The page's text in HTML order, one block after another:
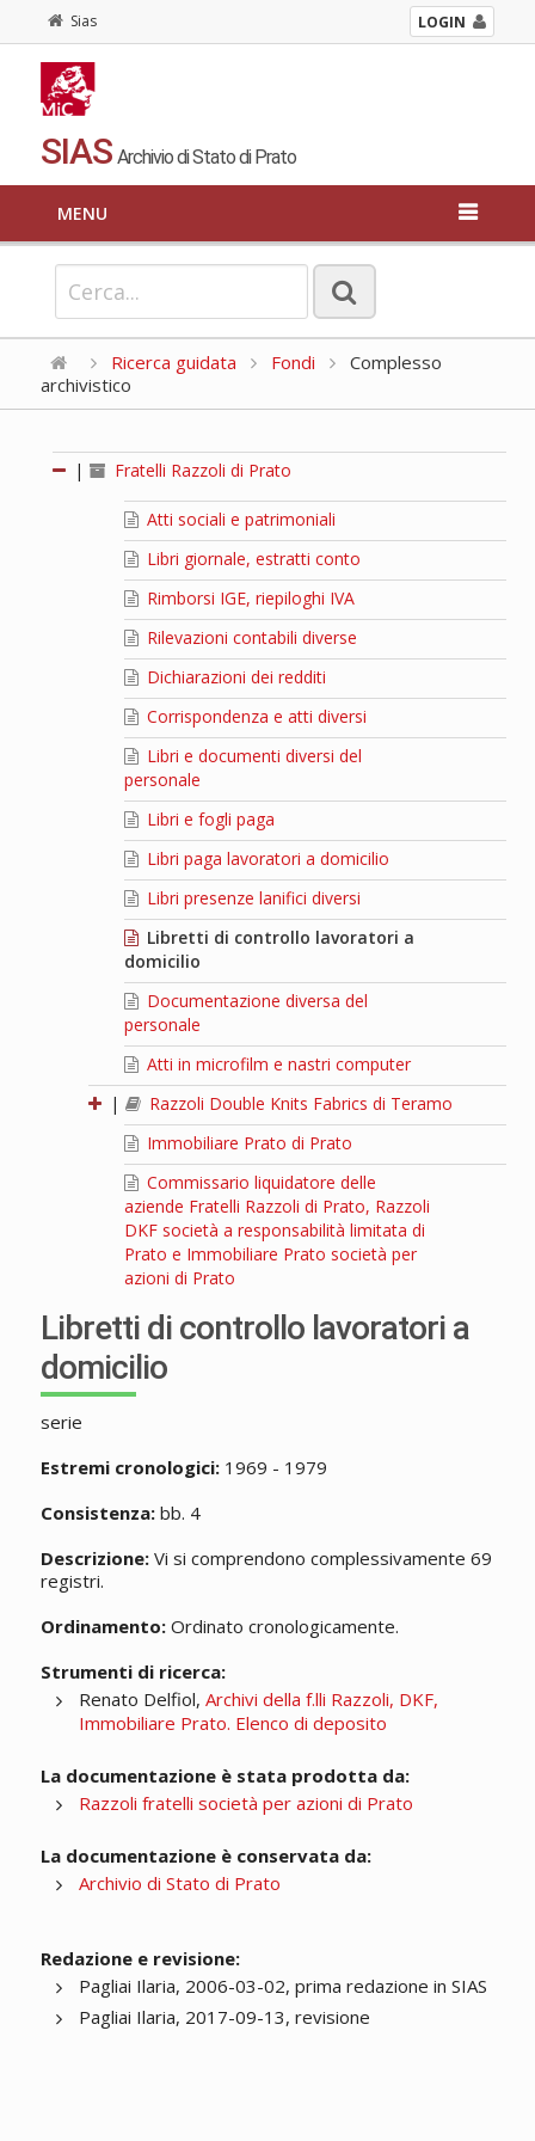
Sias LOGIN
SIAS Archivio di Stato di Prato
MENU
Ricerca guidata Fondi
Complesso
archivistico
| Fratelli Razzoli di Prato
Atti sociali e patrimoniali
Libri giornale, estratti conto
Rimborsi IGE, riepiloghi IVA
Rilevazioni contabili diverse
Dichiarazioni dei redditi
Corrispondenza e atti diversi
Libri e documenti diversi del
personale
Libri e fogli paga
Libri paga lavoratori a domicilio
Libri presenze lanifici diversi
Libretti di controllo lavoratori a
domicilio
Documentazione diversa del
personale
Atti in microfilm e nastri computer
|
Razzoli Double Knits Fabrics di Teramo
Immobiliare Prato di Prato
Commissario liquidatore delle
aziende Fratelli Razzoli di Prato, Razzoli
DKF società a responsabilità limitata di
Prato e Immobiliare Prato società per
azioni di Prato
Libretti di controllo lavoratori a
domicilio
serie
Estremi cronologici:1969 - 1979
Consistenza:bb. 4
Descrizione:Vi si comprendono complessivamente 69
registri.
Ordinamento:Ordinato cronologicamente.
Strumenti di ricerca:
Renato Delfiol, Archivi della f.lli Razzoli, DKF,
Immobiliare Prato. Elenco di deposito
La documentazione è stata prodotta da:
Razzoli fratelli società per azioni di Prato
La documentazione è conservata da:
Archivio di Stato di Prato
Redazione e revisione:
Pagliai Ilaria, 2006-03-02, prima redazione in SIAS
Pagliai Ilaria, 2017-09-13, revisione